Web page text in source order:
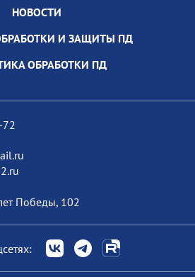
НОВОСТИ
И ЗАЩИТЫ ПД
ОБРАБОТКИ ПД
Победы, 102